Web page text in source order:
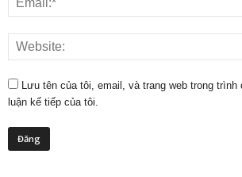
Lưu tên của tôi, email, và trang web trong
luận kế tiếp của tôi.